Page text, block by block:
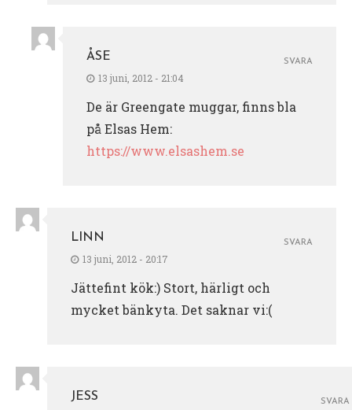
ÅSE
13 juni, 2012 - 21:04
De är Greengate muggar, finns bla
på Elsas Hem:
https://www.elsashem.se
SVARA
LINN
13 juni, 2012 - 20:17
Jättefint kök:) Stort, härligt och
mycket bänkyta. Det saknar vi:(
SVARA
JESS
SVARA